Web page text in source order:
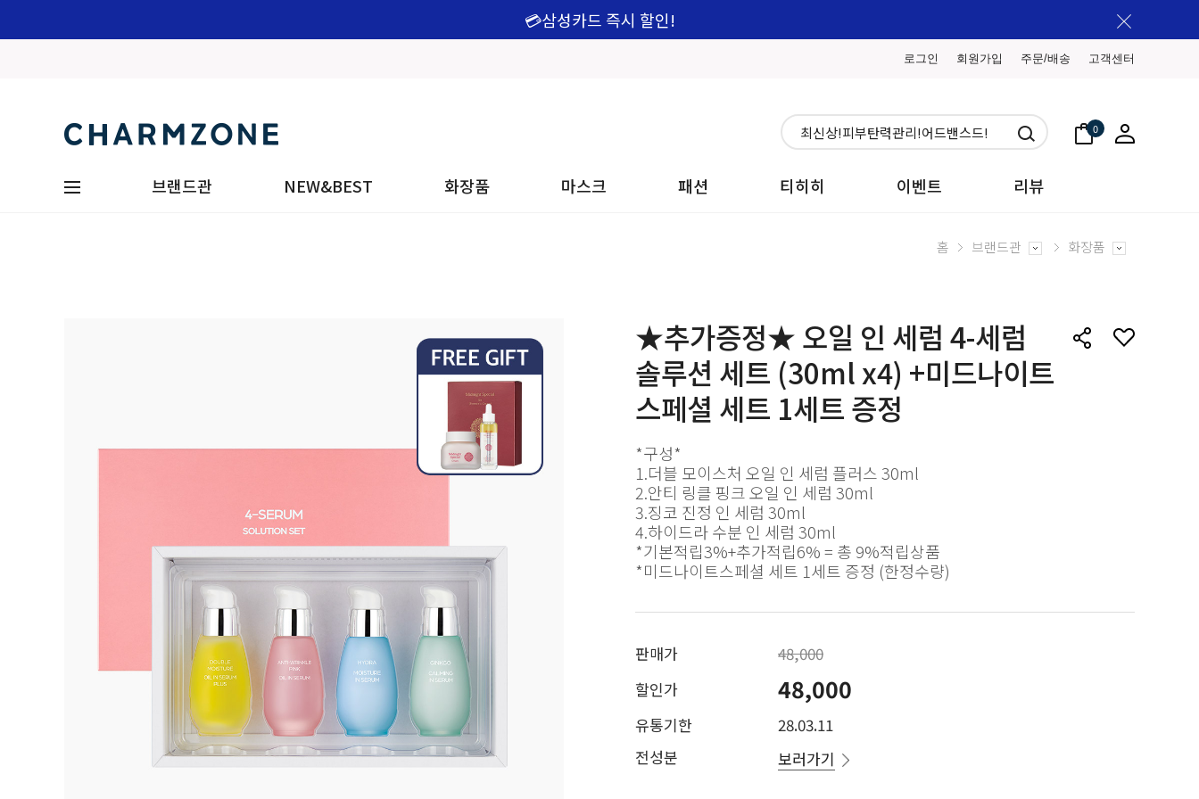
💳삼성카드 즉시 할인!
로그인 회원가입 주문/배송 고객센터
0
브랜드관 NEW&BEST 화장품 마스크 패션 티히히 이벤트 리뷰
홈 브랜드관 화장품
★추가증정★ 오일 인 세럼 4-세럼
솔루션 세트 (30ml x4) +미드나이트
스페셜 세트 1세트 증정
*구성*
1.더블 모이스처 오일 인 세럼 플러스 30ml
2.안티 링클 핑크 오일 인 세럼 30ml
3.징코 진정 인 세럼 30ml
4.하이드라 수분 인 세럼 30ml
*기본적립3%+추가적립6% = 총 9%적립상품
*미드나이트스페셜 세트 1세트 증정 (한정수량)
판매가
48,000
할인가
48,000
유통기한
28.03.11
전성분
보러가기